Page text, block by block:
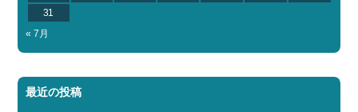
31
« 7月
最近の投稿